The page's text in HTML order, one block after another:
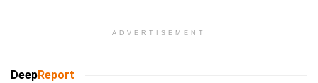
ADVERTISEMENT
DeepReport